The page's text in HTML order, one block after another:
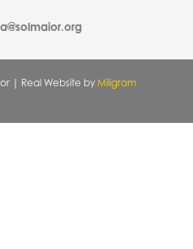
| Real Website by Miligram